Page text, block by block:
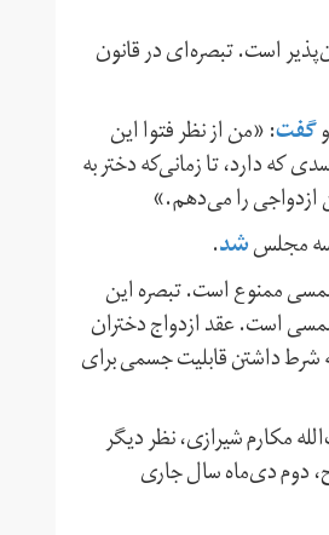
ازدواج دختران از سن ۱۳ سال به بالا امکان‌پذیر است. تبصره‌ای در قانون
گفت: «من از نظر فتوا این
که دارد، تا زمانی‌که دختر به
ازدواجی را می‌دهم.»
شد.
از ۱۳ سال تمام شمسی و پسر قبل از ۱۶ سال تمام شمسی ممنوع است. تبصره این
حداقل سـن ازدواج در دختر ۱۶ سال تمام شمسی و در پسر ۱۶ تمام شمسی است. عقد ازدواج دختران
بـه شرط داشتن قابلیت جسمی برای
مکارم شیرازی، نظر دیگر
دوم دی‌ماه سال جاری